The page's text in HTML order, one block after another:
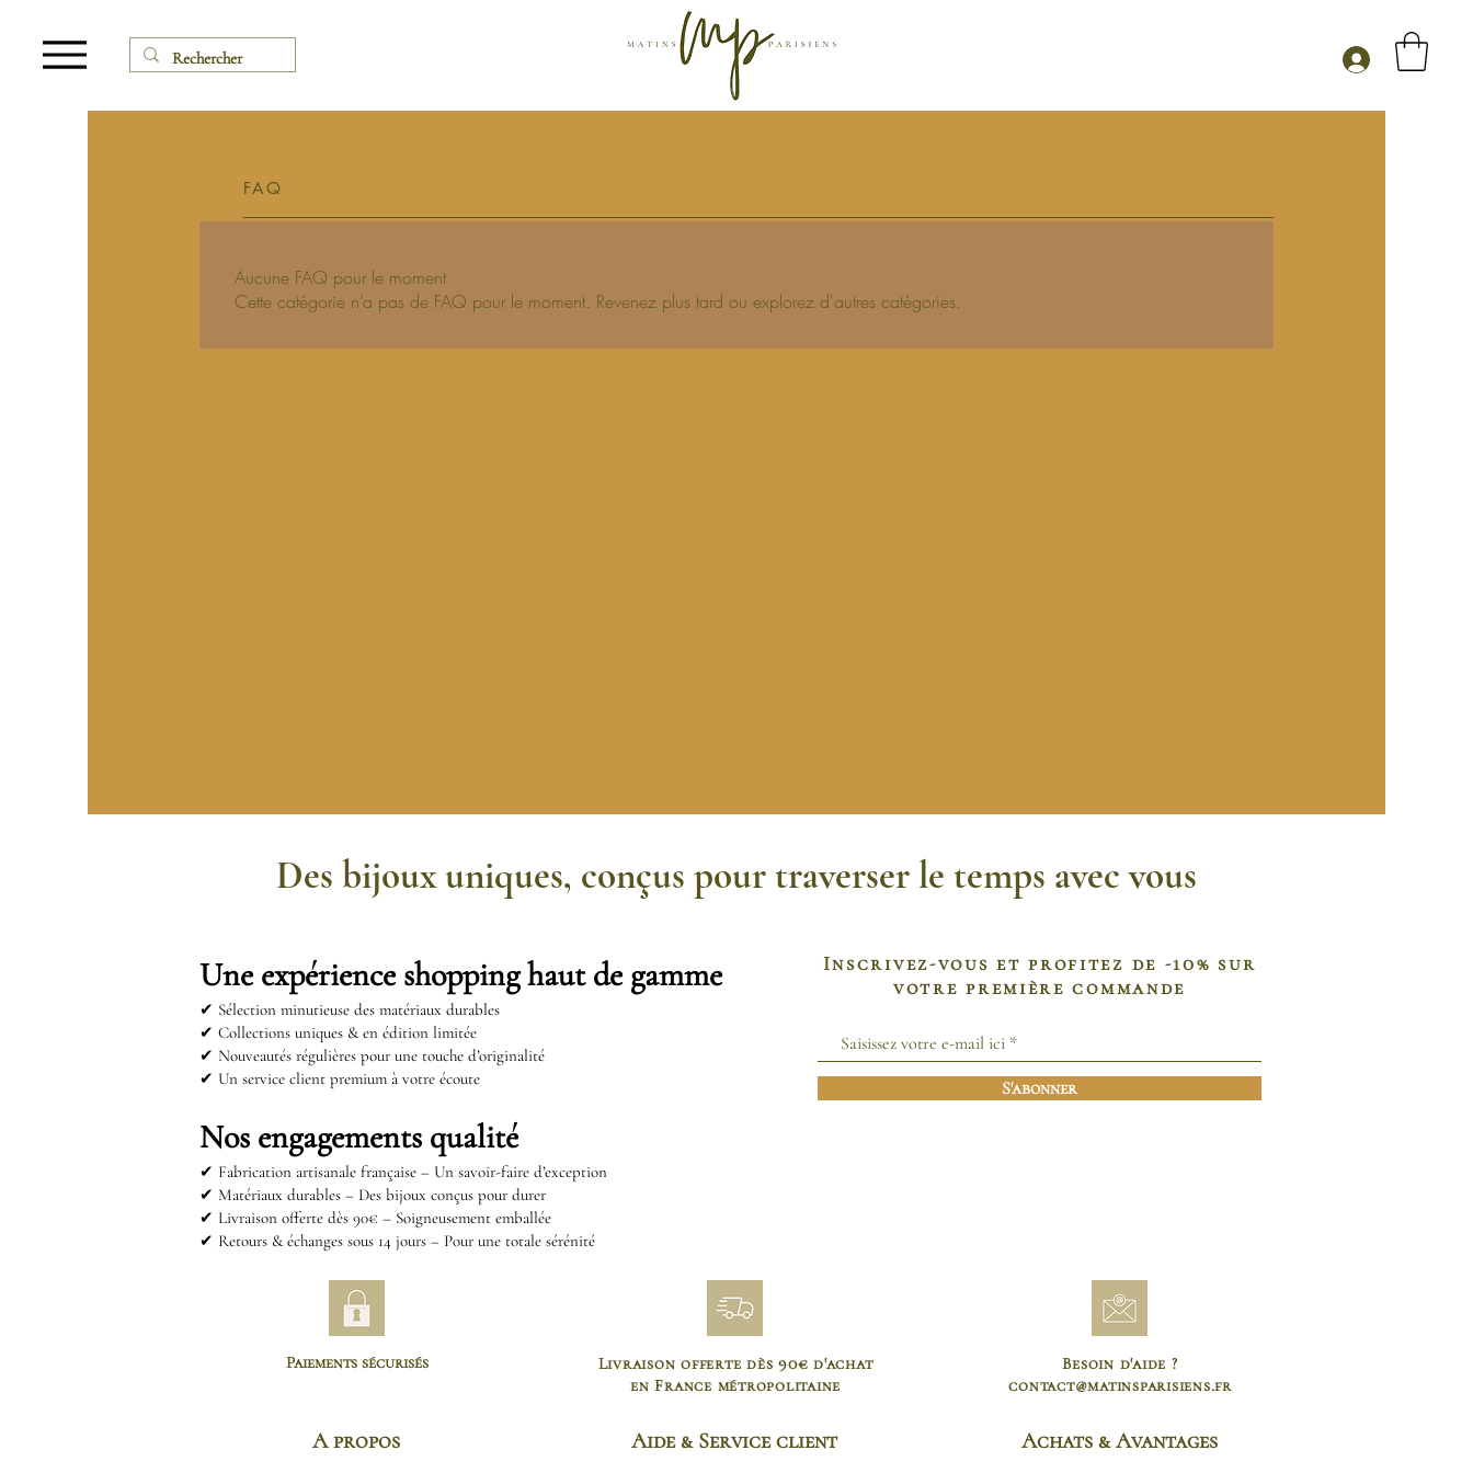
FAQ
Aucune FAQ pour le moment
Cette catégorie n’a pas de FAQ pour le moment. Revenez plus tard ou explorez d'autres catégories.
Des bijoux uniques, conçus pour traverser le temps avec vous
Inscrivez-vous et profitez de -10% sur
votre première commande
S'abonner
Une expérience shopping haut de gamme
✔ Sélection minutieuse des matériaux durables
✔ Collections uniques & en édition limitée
✔ Nouveautés régulières pour une touche d’originalité
✔ Un service client premium à votre écoute
Nos engagements qualité
✔ Fabrication artisanale française – Un savoir-faire d’exception
✔ Matériaux durables – Des bijoux conçus pour durer
✔ Livraison offerte dès 90€ – Soigneusement emballée
✔ Retours & échanges sous 14 jours – Pour une totale sérénité
Paiements sécurisés
Livraison offerte dès 90€ d'achat
en France métropolitaine
Besoin d'aide ?
contact@matinsparisiens.fr
A propos Aide & Service client Achats & Avantages